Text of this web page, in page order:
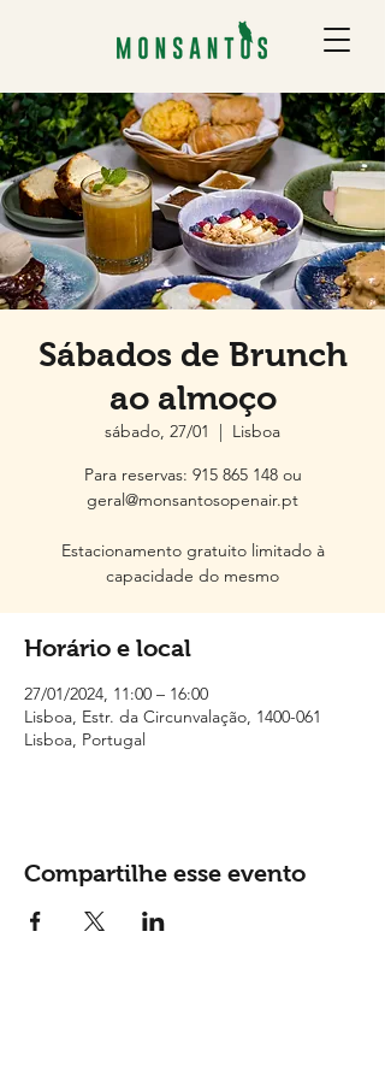
Sábados de Brunch
ao almoço
sábado, 27/01
  |
Lisboa
Para reservas: 915 865 148 ou
geral@monsantosopenair.pt
Estacionamento gratuito limitado à
capacidade do mesmo
Horário e local
27/01/2024, 11:00 – 16:00
Lisboa, Estr. da Circunvalação, 1400-061
Lisboa, Portugal
Compartilhe esse evento